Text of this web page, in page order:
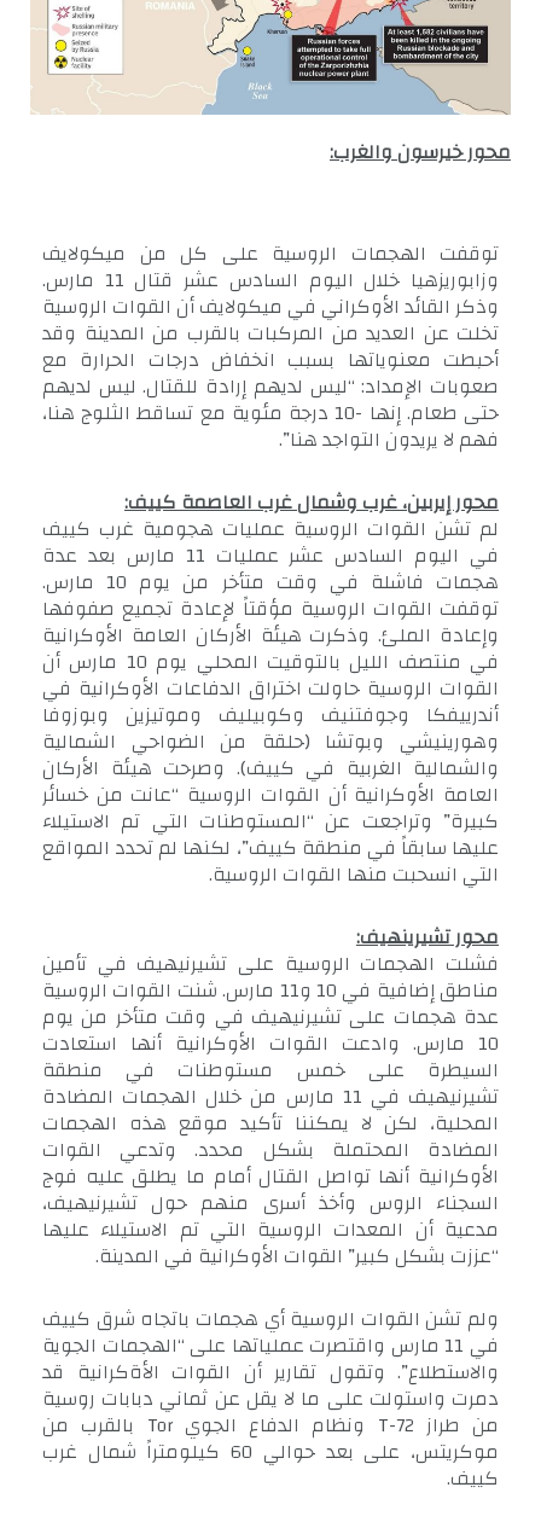
محور خيرسون والغرب:
توقفت الهجمات الروسية على كل من ميكولايف
وزابوريزهيا خلال اليوم السادس عشر قتال 11 مارس.
وذكر القائد الأوكراني في ميكولايف أن القوات الروسية
تخلت عن العديد من المركبات بالقرب من المدينة وقد
أحبطت معنوياتها بسبب انخفاض درجات الحرارة مع
صعوبات الإمداد: “ليس لديهم إرادة للقتال. ليس لديهم
حتى طعام. إنها -10 درجة مئوية مع تساقط الثلوج هنا،
فهم لا يريدون التواجد هنا”.
محور إيربين، غرب وشمال غرب العاصمة كييف:
لم تشن القوات الروسية عمليات هجومية غرب كييف
في اليوم السادس عشر عمليات 11 مارس بعد عدة
هجمات فاشلة في وقت متأخر من يوم 10 مارس.
توقفت القوات الروسية مؤقتاً لإعادة تجميع صفوفها
وإعادة الملئ. وذكرت هيئة الأركان العامة الأوكرانية
في منتصف الليل بالتوقيت المحلي يوم 10 مارس أن
القوات الروسية حاولت اختراق الدفاعات الأوكرانية في
أندرييفكا وجوفتنيف وكوبيليف وموتيزين وبوزوفا
وهورينيشي وبوتشا (حلقة من الضواحي الشمالية
والشمالية الغربية في كييف). وصرحت هيئة الأركان
العامة الأوكرانية أن القوات الروسية “عانت من خسائر
كبيرة” وتراجعت عن “المستوطنات التي تم الاستيلاء
عليها سابقاً في منطقة كييف”، لكنها لم تحدد المواقع
التي انسحبت منها القوات الروسية.
محور تشيرينهيف:
فشلت الهجمات الروسية على تشيرنيهيف في تأمين
مناطق إضافية في 10 و11 مارس. شنت القوات الروسية
عدة هجمات على تشيرنيهيف في وقت متأخر من يوم
10 مارس. وادعت القوات الأوكرانية أنها استعادت
السيطرة على خمس مستوطنات في منطقة
تشيرنيهيف في 11 مارس من خلال الهجمات المضادة
المحلية، لكن لا يمكننا تأكيد موقع هذه الهجمات
المضادة المحتملة بشكل محدد. وتدعي القوات
الأوكرانية أنها تواصل القتال أمام ما يطلق عليه فوج
السجناء الروس وأخذ أسرى منهم حول تشيرنيهيف،
مدعية أن المعدات الروسية التي تم الاستيلاء عليها
“عززت بشكل كبير” القوات الأوكرانية في المدينة.
ولم تشن القوات الروسية أي هجمات باتجاه شرق كييف
في 11 مارس واقتصرت عملياتها على “الهجمات الجوية
والاستطلاع”. وتقول تقارير أن القوات الأةكرانية قد
دمرت واستولت على ما لا يقل عن ثماني دبابات روسية
من طراز T-72 ونظام الدفاع الجوي Tor بالقرب من
موكريتس، على بعد حوالي 60 كيلومتراً شمال غرب
كييف.